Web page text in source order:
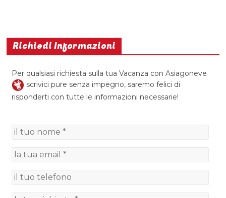
Richiedi Informazioni
Per qualsiasi richiesta sulla tua Vacanza con Asiagoneve
scrivici pure senza impegno, saremo felici di
risponderti con tutte le informazioni necessarie!